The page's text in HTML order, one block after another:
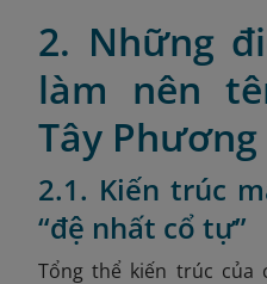
2. Những
làm nên
Tây
2.1. Kiến trúc
“đệ nhất cổ tự”
Tổng thể kiến trúc của